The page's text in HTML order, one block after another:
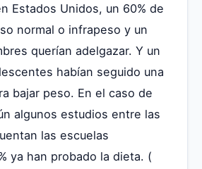
Estados Unidos, un 60% de
normal o infrapeso y un
querían adelgazar. Y un
habían seguido una
bajar peso. En el caso de
algunos estudios entre las
las escuelas
ya han probado la dieta. (